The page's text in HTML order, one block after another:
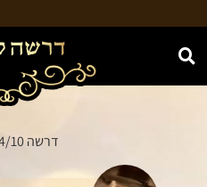
האתר מוקדש לע"נ חווה נחמה בת
דרשה 4/10 לפרשה